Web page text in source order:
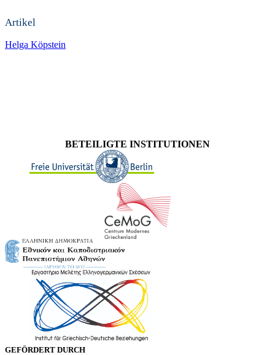
Artikel
Helga Köpstein
BETEILIGTE INSTITUTIONEN
GEFÖRDERT DURCH